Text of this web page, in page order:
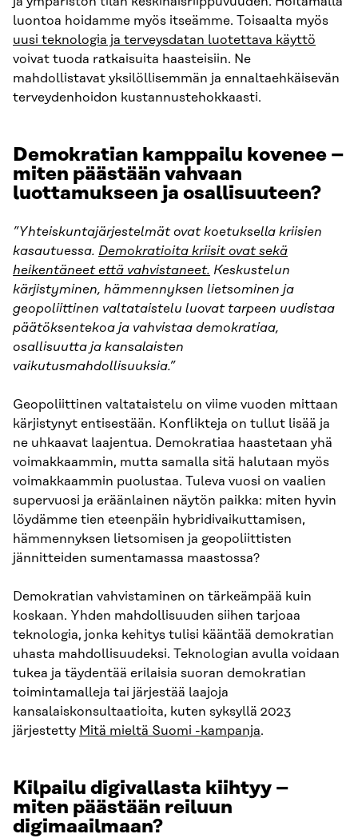
luontoa hoidamme myös itseämme. Toisaalta myös
uusi teknologia ja terveysdatan luotettava käyttö
voivat tuoda ratkaisuita haasteisiin. Ne
mahdollistavat yksilöllisemmän ja ennaltaehkäisevän
terveydenhoidon kustannustehokkaasti.
Demokratian kamppailu kovenee –
miten päästään vahvaan
luottamukseen ja osallisuuteen?
”Yhteiskuntajärjestelmät ovat koetuksella kriisien
kasautuessa. Demokratioita kriisit ovat sekä
heikentäneet että vahvistaneet. Keskustelun
kärjistyminen, hämmennyksen lietsominen ja
geopoliittinen valtataistelu luovat tarpeen uudistaa
päätöksentekoa ja vahvistaa demokratiaa,
osallisuutta ja kansalaisten
vaikutusmahdollisuuksia.”
Geopoliittinen valtataistelu on viime vuoden mittaan
kärjistynyt entisestään. Konflikteja on tullut lisää ja
ne uhkaavat laajentua. Demokratiaa haastetaan yhä
voimakkaammin, mutta samalla sitä halutaan myös
voimakkaammin puolustaa. Tuleva vuosi on vaalien
supervuosi ja eräänlainen näytön paikka: miten hyvin
löydämme tien eteenpäin hybridivaikuttamisen,
hämmennyksen lietsomisen ja geopoliittisten
jännitteiden sumentamassa maastossa?
Demokratian vahvistaminen on tärkeämpää kuin
koskaan. Yhden mahdollisuuden siihen tarjoaa
teknologia, jonka kehitys tulisi kääntää demokratian
uhasta mahdollisuudeksi. Teknologian avulla voidaan
tukea ja täydentää erilaisia suoran demokratian
toimintamalleja tai järjestää laajoja
kansalaiskonsultaatioita, kuten syksyllä 2023
järjestetty Mitä mieltä Suomi -kampanja.
Kilpailu digivallasta kiihtyy –
miten päästään reiluun
digimaailmaan?